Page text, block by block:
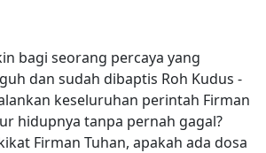
bagi seorang percaya yang
dan sudah dibaptis Roh Kudus -
keseluruhan perintah Firman
hidupnya tanpa pernah gagal?
Firman Tuhan, apakah ada dosa